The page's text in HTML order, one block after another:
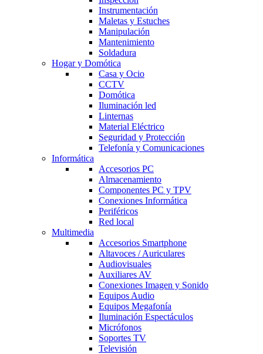
Instrumentación
Maletas y Estuches
Manipulación
Mantenimiento
Soldadura
Hogar y Domótica
Casa y Ocio
CCTV
Domótica
Iluminación led
Linternas
Material Eléctrico
Seguridad y Protección
Telefonía y Comunicaciones
Informática
Accesorios PC
Almacenamiento
Componentes PC y TPV
Conexiones Informática
Periféricos
Red local
Multimedia
Accesorios Smartphone
Altavoces / Auriculares
Audiovisuales
Auxiliares AV
Conexiones Imagen y Sonido
Equipos Audio
Equipos Megafonía
Iluminación Espectáculos
Micrófonos
Soportes TV
Televisión